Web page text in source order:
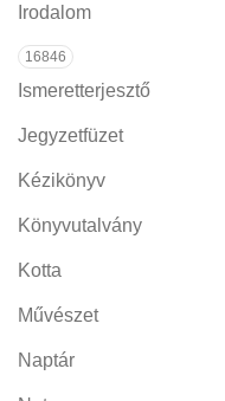
Irodalom
16846
Ismeretterjesztő
Jegyzetfüzet
Kézikönyv
Könyvutalvány
Kotta
Művészet
Naptár